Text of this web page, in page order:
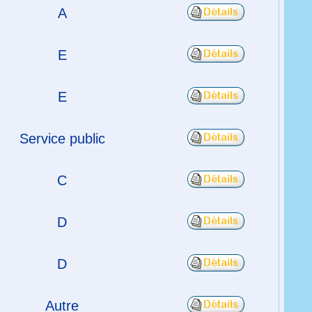
A
E
E
Service public
C
D
D
Autre